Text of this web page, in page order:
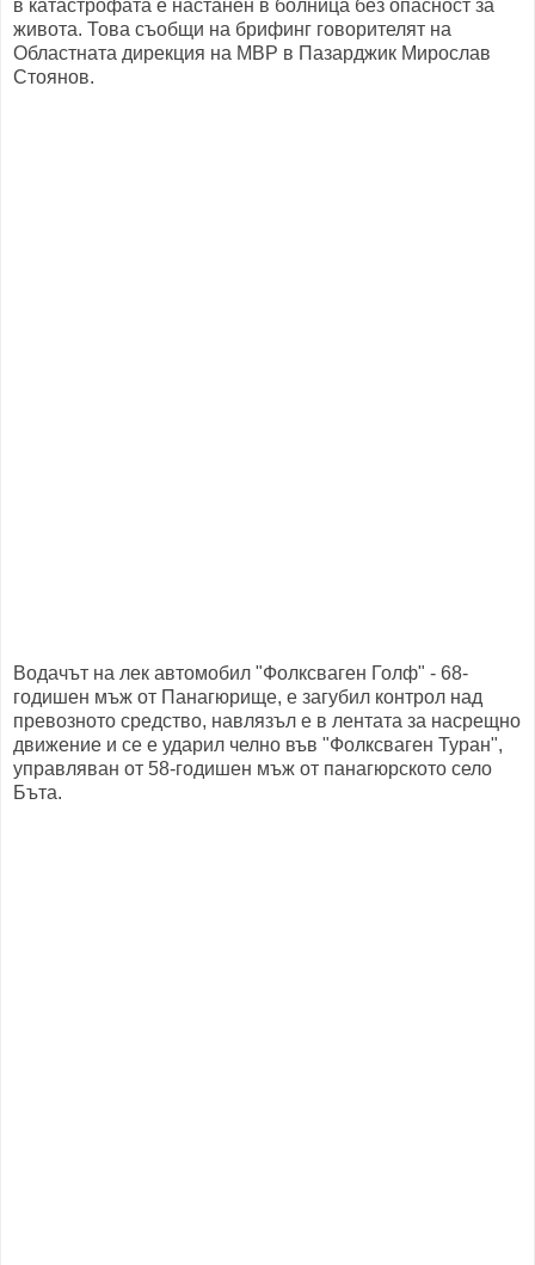
в катастрофата е настанен в болница без опасност за
живота. Това съобщи на брифинг говорителят на
Областната дирекция на МВР в Пазарджик Мирослав
Стоянов.
Водачът на лек автомобил "Фолксваген Голф" - 68-
годишен мъж от Панагюрище, е загубил контрол над
превозното средство, навлязъл е в лентата за насрещно
движение и се е ударил челно във "Фолксваген Туран",
управляван от 58-годишен мъж от панагюрското село
Бъта.